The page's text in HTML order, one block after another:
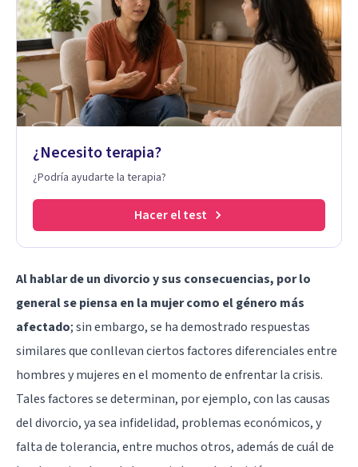
¿Necesito terapia?
¿Podría ayudarte la terapia?
Hacer el test
Al hablar de un divorcio y sus consecuencias, por lo
general se piensa en la mujer como el género más
afectado; sin embargo, se ha demostrado respuestas
similares que conllevan ciertos factores diferenciales entre
hombres y mujeres en el momento de enfrentar la crisis.
Tales factores se determinan, por ejemplo, con las causas
del divorcio, ya sea infidelidad, problemas económicos, y
falta de tolerancia, entre muchos otros, además de cuál de